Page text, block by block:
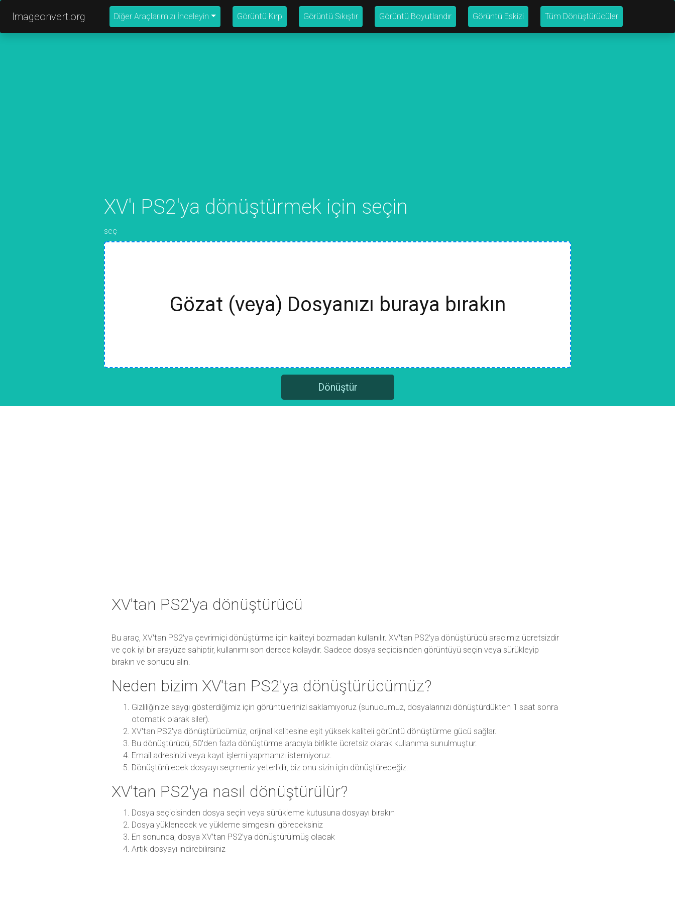
Imageonvert.org Diğer Araçlarımızı İnceleyin Görüntü Kırp Görüntü Sıkıştır Görüntü Boyutlandır Görüntü Eskizi Tüm Dönüştürücüler
XV'ı PS2'ya dönüştürmek için seçin
seç
Gözat (veya) Dosyanızı buraya bırakın
Dönüştür
XV'tan PS2'ya dönüştürücü
Bu araç, XV'tan PS2'ya çevrimiçi dönüştürme için kaliteyi bozmadan kullanılır. XV'tan PS2'ya dönüştürücü aracımız ücretsizdir
ve çok iyi bir arayüze sahiptir, kullanımı son derece kolaydır. Sadece dosya seçicisinden görüntüyü seçin veya sürükleyip
bırakın ve sonucu alın.
Neden bizim XV'tan PS2'ya dönüştürücümüz?
Gizliliğinize saygı gösterdiğimiz için görüntülerinizi saklamıyoruz (sunucumuz, dosyalarınızı dönüştürdükten 1 saat sonra
otomatik olarak siler).
XV'tan PS2'ya dönüştürücümüz, orijinal kalitesine eşit yüksek kaliteli görüntü dönüştürme gücü sağlar.
Bu dönüştürücü, 50'den fazla dönüştürme aracıyla birlikte ücretsiz olarak kullanıma sunulmuştur.
Email adresinizi veya kayıt işlemi yapmanızı istemiyoruz.
Dönüştürülecek dosyayı seçmeniz yeterlidir, biz onu sizin için dönüştüreceğiz.
XV'tan PS2'ya nasıl dönüştürülür?
Dosya seçicisinden dosya seçin veya sürükleme kutusuna dosyayı bırakın
Dosya yüklenecek ve yükleme simgesini göreceksiniz
En sonunda, dosya XV'tan PS2'ya dönüştürülmüş olacak
Artık dosyayı indirebilirsiniz